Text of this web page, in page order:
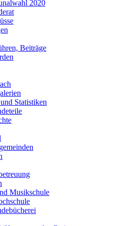
2020
Beiträge
Statistiken
Musikschule